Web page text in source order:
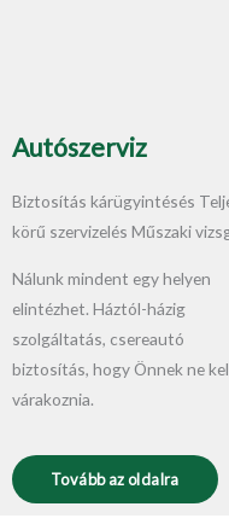
Autószerviz
Biztosítás kárügyintésés
körű szervizelés Műszaki
Nálunk mindent egy helyen
elintézhet. Háztól-házig
szolgáltatás, csereautó
biztosítás, hogy Önnek ne
várakoznia.
Tovább az oldalra